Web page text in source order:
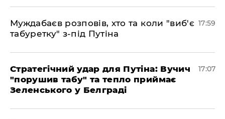
Муждабаєв розповів, хто та коли "виб'є
табуретку" з-під Путіна
17:59
Стратегічний удар для Путіна: Вучич
"порушив табу" та тепло приймає
Зеленського у Белграді
17:07